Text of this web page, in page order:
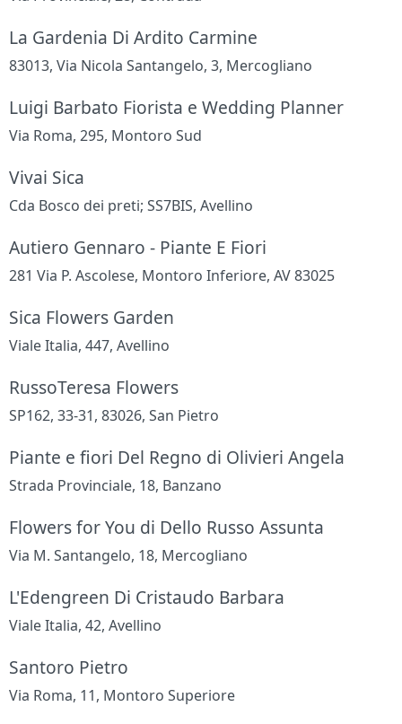
La Gardenia Di Ardito Carmine
83013, Via Nicola Santangelo, 3, Mercogliano
Luigi Barbato Fiorista e Wedding Planner
Via Roma, 295, Montoro Sud
Vivai Sica
Cda Bosco dei preti; SS7BIS, Avellino
Autiero Gennaro - Piante E Fiori
281 Via P. Ascolese, Montoro Inferiore, AV 83025
Sica Flowers Garden
Viale Italia, 447, Avellino
RussoTeresa Flowers
SP162, 33-31, 83026, San Pietro
Piante e fiori Del Regno di Olivieri Angela
Strada Provinciale, 18, Banzano
Flowers for You di Dello Russo Assunta
Via M. Santangelo, 18, Mercogliano
L'Edengreen Di Cristaudo Barbara
Viale Italia, 42, Avellino
Santoro Pietro
Via Roma, 11, Montoro Superiore